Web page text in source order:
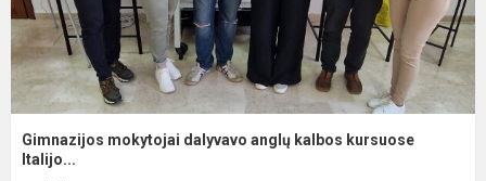
Gimnazijos mokytojai dalyvavo anglų kalbos kursuose
Italijo...